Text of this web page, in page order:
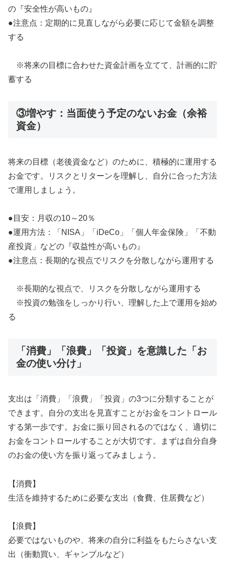
の『安全性が高いもの』
●注意点：定期的に見直しながら必要に応じて金額を調整
する
※将来の目標に合わせた資金計画を立てて、計画的に貯
蓄する
③増やす：当面使う予定のないお金（余裕
資金）
将来の目標（老後資金など）のために、積極的に運用する
お金です。リスクとリターンを理解し、自分に合った方法
で運用しましょう。
●目安：月収の10～20％
●運用方法：「NISA」「iDeCo」「個人年金保険」「不動
産投資」などの『収益性が高いもの』
●注意点：長期的な視点でリスクを分散しながら運用する
※長期的な視点で、リスクを分散しながら運用する
※投資の勉強をしっかり行い、理解した上で運用を始め
る
「消費」「浪費」「投資」を意識した「お
金の使い分け」
支出は「消費」「浪費」「投資」の3つに分類することが
できます。自分の支出を見直すことがお金をコントロール
する第一歩です。お金に振り回されるのではなく、適切に
お金をコントロールすることが大切です。まずは自分自身
のお金の使い方を振り返ってみましょう。
【消費】
生活を維持するために必要な支出（食費、住居費など）
【浪費】
必要ではないものや、将来の自分に利益をもたらさない支
出（衝動買い、ギャンブルなど）